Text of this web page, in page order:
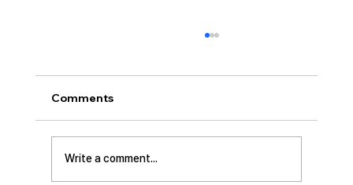
• 서대석 목자 단기 선교 8월 1일부터 13일까지
이스라엘 단기 선교를 다녀옵니다. 관심과 기도
평신도 세미나가 어스틴 늘푸른교회에서 9월 25
일부터 27일까지 있습니다. 등록마감은 8월 7일
Comments
Write a comment...